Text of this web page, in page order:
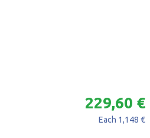
229,60 €
Each 1,148 €